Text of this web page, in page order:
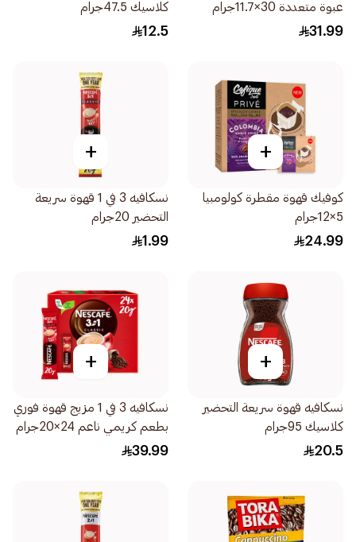
عبوة متعددة 30×11.7جرام
31.99
كلاسيك 47.5جرام
12.5
+
كوفيك قهوة مقطرة كولومبيا
5×12جرام
24.99
+
نسكافيه 3 في 1 قهوة سريعة
التحضير 20جرام
1.99
+
نسكافيه قهوة سريعة التحضير
كلاسيك 95جرام
20.5
+
نسكافيه 3 في 1 مزيج قهوة فوري
بطعم كريمي ناعم 24×20جرام
39.99